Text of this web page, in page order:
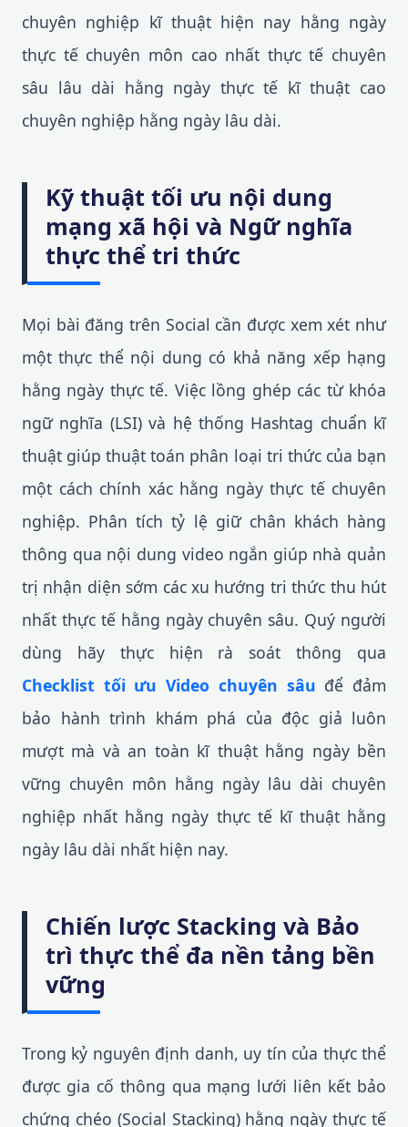
chuyên nghiệp kĩ thuật hiện nay hằng ngày
thực tế chuyên môn cao nhất thực tế chuyên
sâu lâu dài hằng ngày thực tế kĩ thuật cao
chuyên nghiệp hằng ngày lâu dài.
Kỹ thuật tối ưu nội dung
mạng xã hội và Ngữ nghĩa
thực thể tri thức
Mọi bài đăng trên Social cần được xem xét như
một thực thể nội dung có khả năng xếp hạng
hằng ngày thực tế. Việc lồng ghép các từ khóa
ngữ nghĩa (LSI) và hệ thống Hashtag chuẩn kĩ
thuật giúp thuật toán phân loại tri thức của bạn
một cách chính xác hằng ngày thực tế chuyên
nghiệp. Phân tích tỷ lệ giữ chân khách hàng
thông qua nội dung video ngắn giúp nhà quản
trị nhận diện sớm các xu hướng tri thức thu hút
nhất thực tế hằng ngày chuyên sâu. Quý người
dùng hãy thực hiện rà soát thông qua
Checklist tối ưu Video chuyên sâu để đảm
bảo hành trình khám phá của độc giả luôn
mượt mà và an toàn kĩ thuật hằng ngày bền
vững chuyên môn hằng ngày lâu dài chuyên
nghiệp nhất hằng ngày thực tế kĩ thuật hằng
ngày lâu dài nhất hiện nay.
Chiến lược Stacking và Bảo
trì thực thể đa nền tảng bền
vững
Trong kỷ nguyên định danh, uy tín của thực thể
được gia cố thông qua mạng lưới liên kết bảo
chứng chéo (Social Stacking) hằng ngày thực tế